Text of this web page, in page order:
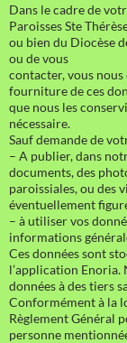
Dans le cadre de
Paroisses Ste
ou bien du Diocèse
ou de vous
contacter, vous
fourniture de ces
que nous les
nécessaire.
Sauf demande de
– A publier, dans
documents, des
paroissiales, ou des
éventuellement
– à utiliser vos
informations
Ces données sont
l’application Enoria.
données à des tiers
Conformément à la
Règlement Général
personne